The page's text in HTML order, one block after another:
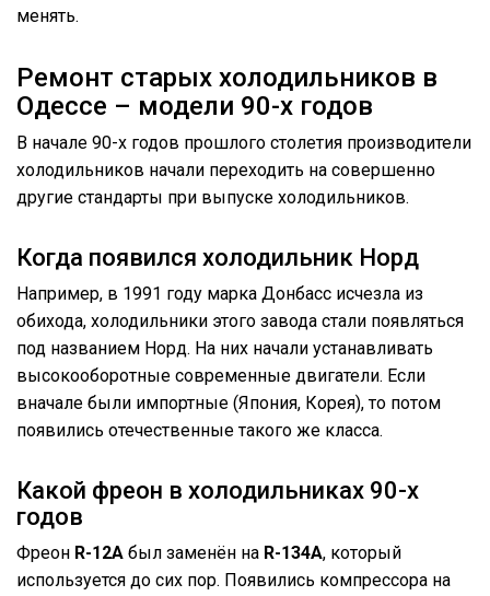
менять.
Ремонт старых холодильников в
Одессе – модели 90-х годов
В начале 90-х годов прошлого столетия производители
холодильников начали переходить на совершенно
другие стандарты при выпуске холодильников.
Когда появился холодильник Норд
Например, в 1991 году марка Донбасс исчезла из
обихода, холодильники этого завода стали появляться
под названием Норд. На них начали устанавливать
высокооборотные современные двигатели. Если
вначале были импортные (Япония, Корея), то потом
появились отечественные такого же класса.
Какой фреон в холодильниках 90-х
годов
Фреон R-12А был заменён на R-134А, который
используется до сих пор. Появились компрессора на